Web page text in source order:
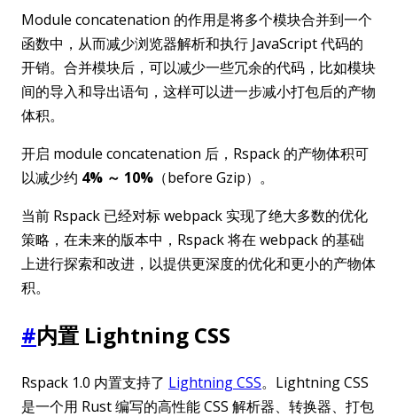
Module concatenation 的作用是将多个模块合并到一个
函数中，从而减少浏览器解析和执行 JavaScript 代码的
开销。合并模块后，可以减少一些冗余的代码，比如模块
间的导入和导出语句，这样可以进一步减小打包后的产物
体积。
开启 module concatenation 后，Rspack 的产物体积可
以减少约 4% ～ 10% （before Gzip）。
当前 Rspack 已经对标 webpack 实现了绝大多数的优化
策略，在未来的版本中，Rspack 将在 webpack 的基础
上进行探索和改进，以提供更深度的优化和更小的产物体
积。
#内置 Lightning CSS
Rspack 1.0 内置支持了 Lightning CSS。Lightning CSS
是一个用 Rust 编写的高性能 CSS 解析器、转换器、打包